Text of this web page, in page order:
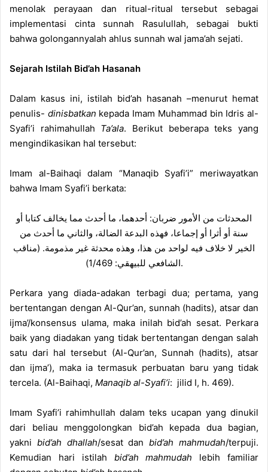
menolak perayaan dan ritual-ritual tersebut sebagai
implementasi cinta sunnah Rasulullah, sebagai bukti
bahwa golongannyalah ahlus sunnah wal jama’ah sejati.
Sejarah Istilah Bid’ah Hasanah
Dalam kasus ini, istilah bid’ah hasanah –menurut hemat
penulis- dinisbatkan kepada Imam Muhammad bin Idris al-
Syafi’i rahimahullah Ta’ala. Berikut beberapa teks yang
mengindikasikan hal tersebut:
Imam al-Baihaqi dalam “Manaqib Syafi’i” meriwayatkan
bahwa Imam Syafi’i berkata:
المحدثات من الأمور ضربان: أحدهما، ما أحدث مما يخالف كتابا أو
سنة أو أثرا أو إجماعا، فهذه البدعة الضالة، والثاني ما أحدث من
الخير لا خلاف فيه لواحد من هذا، وهذه محدثة غير مذمومة. (مناقب
الشافعي للبيهقي: 1/469).
Perkara yang diada-adakan terbagi dua; pertama, yang
bertentangan dengan Al-Qur’an, sunnah (hadits), atsar dan
ijma’/konsensus ulama, maka inilah bid’ah sesat. Perkara
baik yang diadakan yang tidak bertentangan dengan salah
satu dari hal tersebut (Al-Qur’an, Sunnah (hadits), atsar
dan ijma’), maka ia termasuk perbuatan baru yang tidak
tercela. (Al-Baihaqi, Manaqib al-Syafi’i: jilid I, h. 469).
Imam Syafi’i rahimhullah dalam teks ucapan yang dinukil
dari beliau menggolongkan bid’ah kepada dua bagian,
yakni bid’ah dhallah/sesat danbid’ah mahmudah/terpuji.
Kemudian hari istilah bid’ah mahmudah lebih familiar